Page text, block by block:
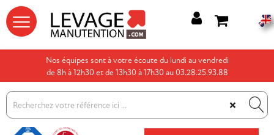
Nos équipes sont à votre écoute du lundi au vendredi
de 8h à 12h30 et de 13h30 à 17h30 au 03.28.25.93.88
×